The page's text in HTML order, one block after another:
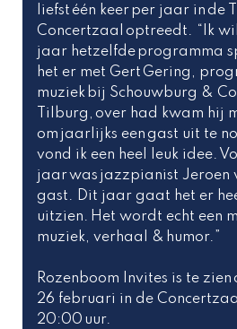
liefst één keer per jaar in de
Concertzaal optreedt. “Ik
jaar hetzelfde programma
het er met Gert Gering,
muziek bij Schouwburg &
Tilburg, over had kwam hij
om jaarlijks een gast uit te
vond ik een heel leuk idee.
jaar was jazzpianist Jeroen
gast. Dit jaar gaat het er
uitzien. Het wordt echt een
muziek, verhaal & humor.”
Rozenboom Invites is te zien
26 februari in de
20:00 uur.